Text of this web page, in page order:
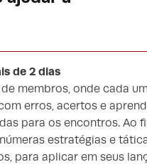
de 2 dias
membros, onde cada
erros, acertos e
para os encontros. Ao
estratégias e
para aplicar em seus